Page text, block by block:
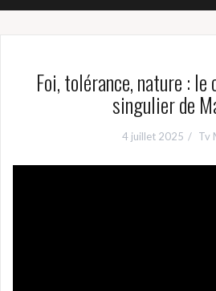
Foi, tolérance, nature :
singulier de
4 juillet 2025 Tv